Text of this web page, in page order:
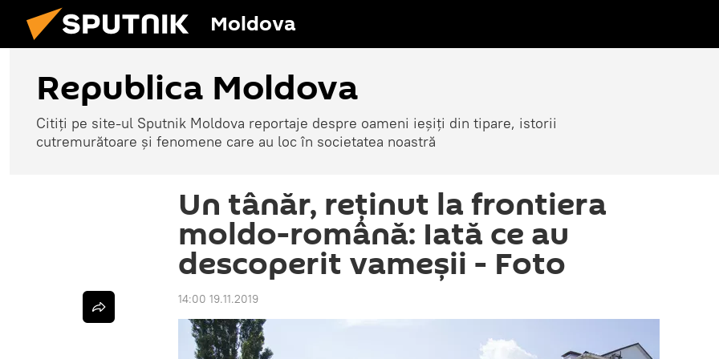
Moldova
Republica Moldova
Citiți pe site-ul Sputnik Moldova reportaje despre oameni ieșiți din tipare, istorii
cutremurătoare și fenomene care au loc în societatea noastră
Un tânăr, reținut la frontiera
moldo-română: Iată ce au
descoperit vameșii - Foto
14:00 19.11.2019